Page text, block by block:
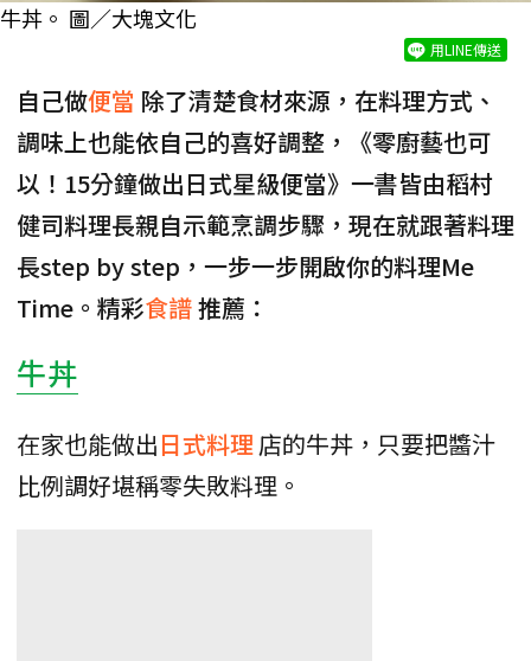
牛丼。 圖／大塊文化
用LINE傳送
自己做便當 除了清楚食材來源，在料理方式、
調味上也能依自己的喜好調整，《零廚藝也可
以！15分鐘做出日式星級便當》一書皆由稻村
健司料理長親自示範烹調步驟，現在就跟著料理
長step by step，一步一步開啟你的料理Me
Time。精彩食譜推薦：
牛丼
在家也能做出日式料理 店的牛丼，只要把醬汁
比例調好堪稱零失敗料理。